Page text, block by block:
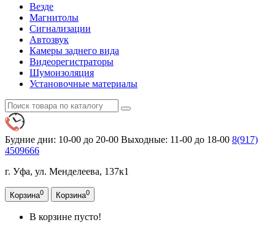
Везде
Магнитолы
Сигнализации
Автозвук
Камеры заднего вида
Видеорегистраторы
Шумоизоляция
Установочные материалы
Будние дни: 10-00 до 20-00 Выходные: 11-00 до 18-00 8(917)
4509666
г. Уфа, ул. Менделеева, 137к1
Корзина0 Корзина0
В корзине пусто!